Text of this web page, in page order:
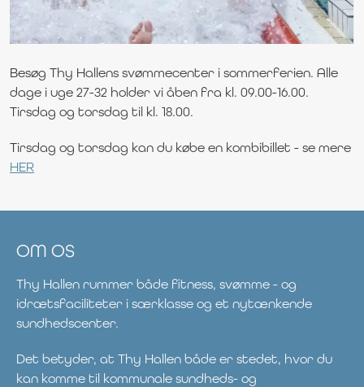
Besøg Thy Hallens svømmecenter i sommerferien. Alle
dage i uge 27-32 holder vi åben fra kl. 09.00-16.00.
Tirsdag og torsdag til kl. 18.00.
Tirsdag og torsdag kan du købe en kombibillet - se mere
HER
OM OS
Thy Hallen rummer både fitness, svømme - og
idrætsfaciliteter i særklasse og et nytænkende
sundhedscenter.
Det betyder, at Thy Hallen både er stedet, hvor du
kan komme til kommunale sundheds- og